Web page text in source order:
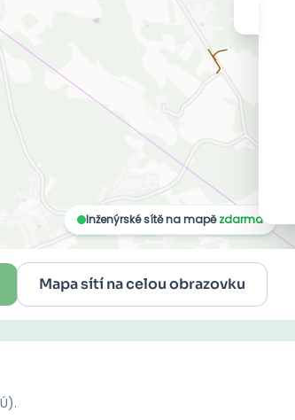
Mapa sítí na celou obrazovku